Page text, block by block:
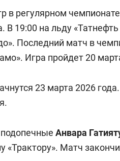
в регулярном
В 19:00 на льду
Последний матч в
Игра пройдет 20
23 марта 2026
Анвара
«Трактору». Матч